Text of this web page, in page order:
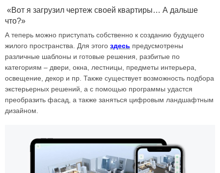
«Вот я загрузил чертеж своей квартиры… А дальше
что?»
А теперь можно приступать собственно к созданию будущего
жилого пространства. Для этого здесь предусмотрены
различные шаблоны и готовые решения, разбитые по
категориям – двери, окна, лестницы, предметы интерьера,
освещение, декор и пр. Также существует возможность подбора
экстерьерных решений, а с помощью программы удастся
преобразить фасад, а также заняться цифровым ландшафтным
дизайном.